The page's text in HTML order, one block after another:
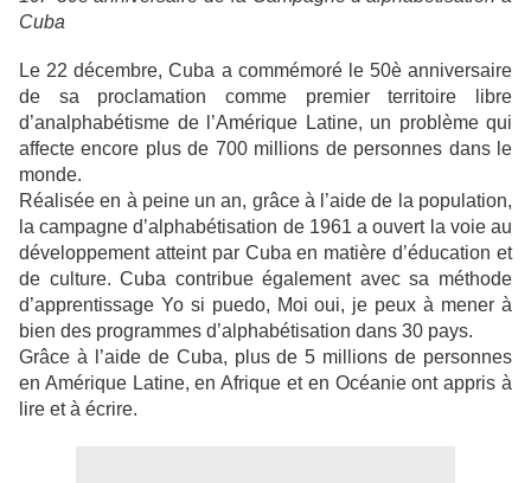
Cuba
Le 22 décembre, Cuba a commémoré le 50è anniversaire
de sa proclamation comme premier territoire libre
d’analphabétisme de l’Amérique Latine, un problème qui
affecte encore plus de 700 millions de personnes dans le
monde.
Réalisée en à peine un an, grâce à l’aide de la population,
la campagne d’alphabétisation de 1961 a ouvert la voie au
développement atteint par Cuba en matière d’éducation et
de culture. Cuba contribue également avec sa méthode
d’apprentissage Yo si puedo, Moi oui, je peux à mener à
bien des programmes d’alphabétisation dans 30 pays.
Grâce à l’aide de Cuba, plus de 5 millions de personnes
en Amérique Latine, en Afrique et en Océanie ont appris à
lire et à écrire.